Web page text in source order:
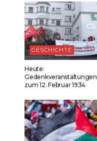
GESCHICHTE
Heute:
Gedenkveranstaltungen
zum 12. Februar 1934